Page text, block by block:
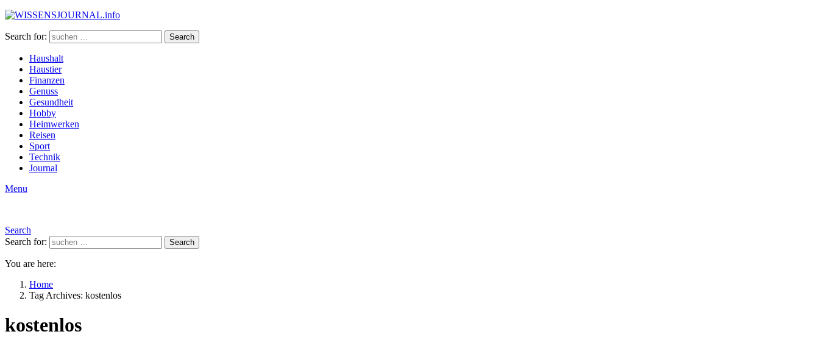
Search for: Search
Haushalt
Haustier
Finanzen
Genuss
Gesundheit
Hobby
Heimwerken
Reisen
Sport
Technik
Journal
Menu
Search
Search for:
Search
You are here:
Home
Tag Archives: kostenlos
kostenlos